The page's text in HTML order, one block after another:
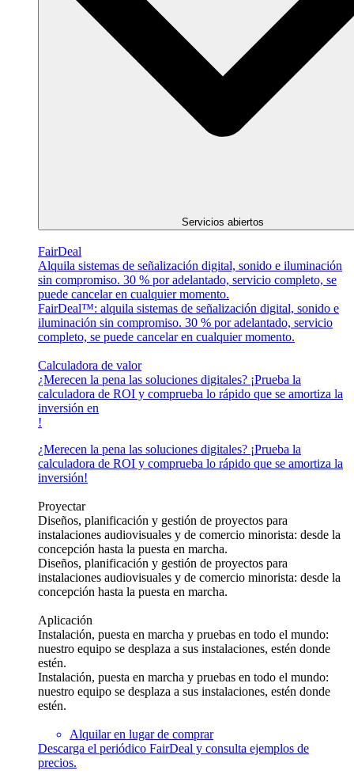
Servicios abiertos
FairDeal
Alquila sistemas de señalización digital, sonido e iluminación
sin compromiso. 30 % por adelantado, servicio completo, se
puede cancelar en cualquier momento.
FairDeal™: alquila sistemas de señalización digital, sonido e
iluminación sin compromiso. 30 % por adelantado, servicio
completo, se puede cancelar en cualquier momento.
Calculadora de valor
¿Merecen la pena las soluciones digitales? ¡Prueba la
calculadora de ROI y comprueba lo rápido que se amortiza la
inversión en
!
¿Merecen la pena las soluciones digitales? ¡Prueba la
calculadora de ROI y comprueba lo rápido que se amortiza la
inversión!
Proyectar
Diseños, planificación y gestión de proyectos para
instalaciones audiovisuales y de comercio minorista: desde la
concepción hasta la puesta en marcha.
Diseños, planificación y gestión de proyectos para
instalaciones audiovisuales y de comercio minorista: desde la
concepción hasta la puesta en marcha.
Aplicación
Instalación, puesta en marcha y pruebas en todo el mundo:
nuestro equipo se desplaza a sus instalaciones, estén donde
estén.
Instalación, puesta en marcha y pruebas en todo el mundo:
nuestro equipo se desplaza a sus instalaciones, estén donde
estén.
Alquilar en lugar de comprar
Descarga el periódico FairDeal y consulta ejemplos de
precios.